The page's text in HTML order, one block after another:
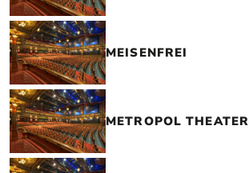
MEISENFREI
METROPOL THEATER